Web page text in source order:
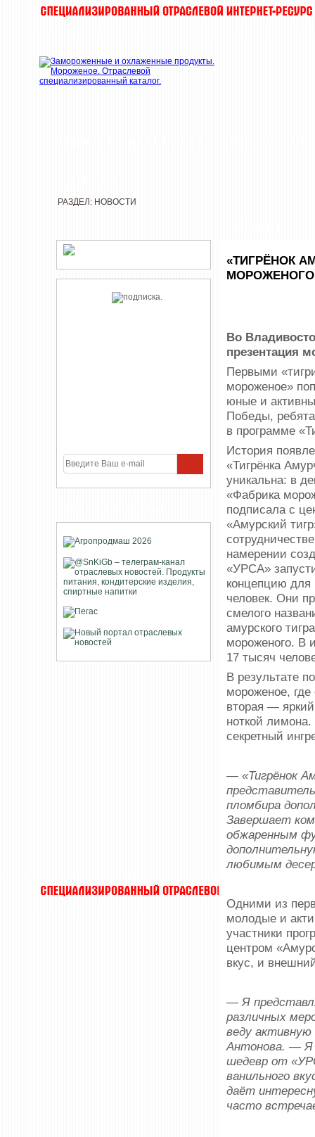
РАЗДЕЛ: НОВОСТИ
«ТИГРЁНОК
МОРОЖЕНОГО
Во
презентация
Первыми
мороженое»
юные и
Победы,
в программе
История
«Тигрёнка
уникальна: в
«Фабрика
подписала с
«Амурский
намерении
«УРСА»
концепцию для
человек. Они
смелого
амурского
мороженого. В
17 тысяч
В результате
мороженое,
вторая —
ноткой
секретный
— «Тигрёнок
пломбира
Завершает
обжаренным
любимым
Одними из
молодые и
участники
центром
вкус, и
— Я
различных
веду
Антонова. — Я
шедевр от
ванильного
даёт
часто